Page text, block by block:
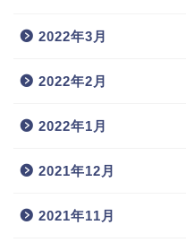
2022年3月
2022年2月
2022年1月
2021年12月
2021年11月